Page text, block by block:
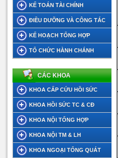
KẾ TOÁN TÀI CHÍNH
ĐIỀU DƯỠNG VÀ CÔNG TÁC
XÃ HỘI
KẾ HOẠCH TỔNG HỢP
TỔ CHỨC HÀNH CHÁNH
CÁC KHOA
KHOA CẤP CỨU HỒI SỨC
KHOA HỒI SỨC TC & CĐ
KHOA NỘI TỔNG HỢP
KHOA NỘI TM & LH
KHOA NGOẠI TỔNG QUÁT